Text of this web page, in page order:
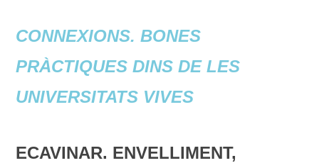
CONNEXIONS. BONES
PRÀCTIQUES DINS DE LES
UNIVERSITATS VIVES
ECAVINAR. ENVELLIMENT,